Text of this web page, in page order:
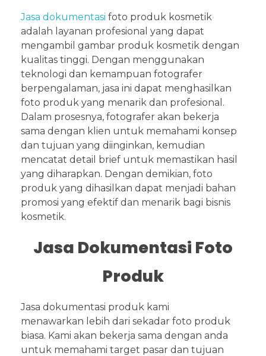
Jasa dokumentasi foto produk kosmetik
adalah layanan profesional yang dapat
mengambil gambar produk kosmetik dengan
kualitas tinggi. Dengan menggunakan
teknologi dan kemampuan fotografer
berpengalaman, jasa ini dapat menghasilkan
foto produk yang menarik dan profesional.
Dalam prosesnya, fotografer akan bekerja
sama dengan klien untuk memahami konsep
dan tujuan yang diinginkan, kemudian
mencatat detail brief untuk memastikan hasil
yang diharapkan. Dengan demikian, foto
produk yang dihasilkan dapat menjadi bahan
promosi yang efektif dan menarik bagi bisnis
kosmetik.
Jasa Dokumentasi Foto
Produk
Jasa dokumentasi produk kami
menawarkan lebih dari sekadar foto produk
biasa. Kami akan bekerja sama dengan anda
untuk memahami target pasar dan tujuan